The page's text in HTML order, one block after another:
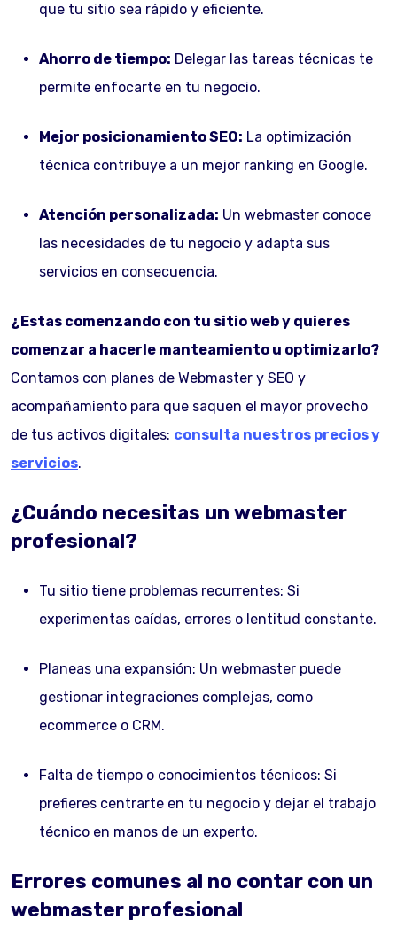
que tu sitio sea rápido y eficiente.
Ahorro de tiempo: Delegar las tareas técnicas te
permite enfocarte en tu negocio.
Mejor posicionamiento SEO: La optimización
técnica contribuye a un mejor ranking en Google.
Atención personalizada: Un webmaster conoce
las necesidades de tu negocio y adapta sus
servicios en consecuencia.
¿Estas comenzando con tu sitio web y quieres
comenzar a hacerle manteamiento u optimizarlo?
Contamos con planes de Webmaster y SEO y
acompañamiento para que saquen el mayor provecho
de tus activos digitales: consulta nuestros precios y
servicios.
¿Cuándo necesitas un webmaster
profesional?
Tu sitio tiene problemas recurrentes: Si
experimentas caídas, errores o lentitud constante.
Planeas una expansión: Un webmaster puede
gestionar integraciones complejas, como
ecommerce o CRM.
Falta de tiempo o conocimientos técnicos: Si
prefieres centrarte en tu negocio y dejar el trabajo
técnico en manos de un experto.
Errores comunes al no contar con un
webmaster profesional